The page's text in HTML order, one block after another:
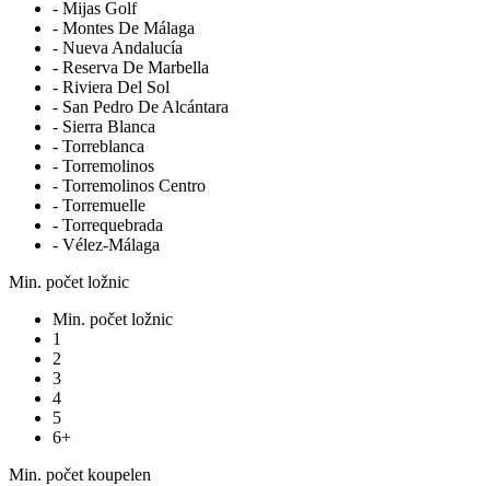
- Mijas Golf
- Montes De Málaga
- Nueva Andalucía
- Reserva De Marbella
- Riviera Del Sol
- San Pedro De Alcántara
- Sierra Blanca
- Torreblanca
- Torremolinos
- Torremolinos Centro
- Torremuelle
- Torrequebrada
- Vélez-Málaga
Min. počet ložnic
Min. počet ložnic
1
2
3
4
5
6+
Min. počet koupelen